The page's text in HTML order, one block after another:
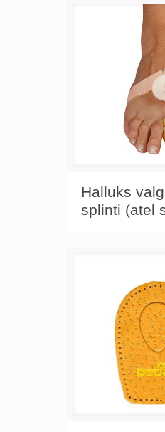
Halluks
splinti (atel